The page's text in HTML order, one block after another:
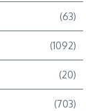
(63)
(1092)
(20)
(703)